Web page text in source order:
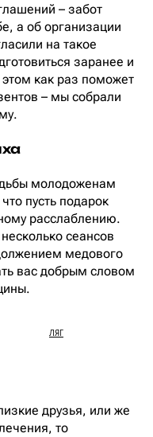
– забот
а об организации
на такое
заранее и
как раз поможет
– мы собрали
молодоженам
пусть подарок
расслаблению.
сеансов
медового
вас добрым словом
ЛЯГ
друзья, или же
то